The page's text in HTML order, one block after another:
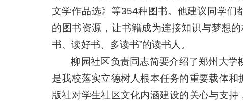
文学作品选》等354种图书。他建议同学们
的图书资源，让书籍成为连接知识与梦想
书、读好书、多读书”的读书人。
柳园社区负责同志简要介绍了郑州大
是我校落实立德树人根本任务的重要载体
版社对学生社区文化内涵建设的关心与支